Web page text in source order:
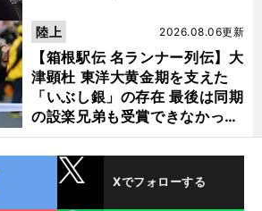
【箱根駅伝 名ランナー列伝】大
津顕杜 東洋大黄金期を支えた
「いぶし銀」の存在 最後は同期
の設楽兄弟も受賞できなかった
金栗杯に輝く
2026.08.06更新
陸上
Xでフォローする